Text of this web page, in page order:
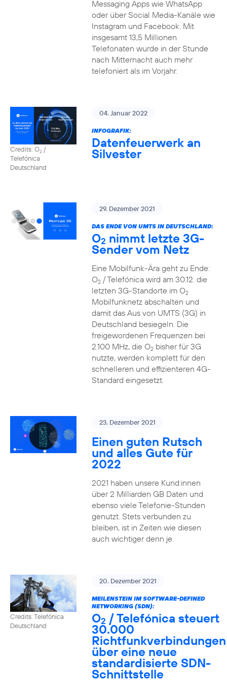
Messaging Apps wie WhatsApp
oder über Social Media-Kanäle wie
Instagram und Facebook. Mit
insgesamt 13,5 Millionen
Telefonaten wurde in der Stunde
nach Mitternacht auch mehr
telefoniert als im Vorjahr.
Credits: O2 /
Telefónica
Deutschland
04. Januar 2022
INFOGRAFIK:
Datenfeuerwerk an
Silvester
29. Dezember 2021
DAS ENDE VON UMTS IN DEUTSCHLAND:
O2 nimmt letzte 3G-
Sender vom Netz
Eine Mobilfunk-Ära geht zu Ende:
O2/ Telefónica wird am 30.12. die
letzten 3G-Standorte im O2
Mobilfunknetz abschalten und
damit das Aus von UMTS (3G) in
Deutschland besiegeln. Die
freigewordenen Frequenzen bei
2.100 MHz, die O2bisher für 3G
nutzte, werden komplett für den
schnelleren und effizienteren 4G-
Standard eingesetzt.
23. Dezember 2021
Einen guten Rutsch
und alles Gute für
2022
2021 haben unsere Kund:innen
über 2 Milliarden GB Daten und
ebenso viele Telefonie-Stunden
genutzt. Stets verbunden zu
bleiben, ist in Zeiten wie diesen
auch wichtiger denn je.
Credits: Telefónica
Deutschland
20. Dezember 2021
MEILENSTEIN IM SOFTWARE-DEFINED
NETWORKING (SDN):
O2 / Telefónica steuert
30.000
Richtfunkverbindungen
über eine neue
standardisierte SDN-
Schnittstelle